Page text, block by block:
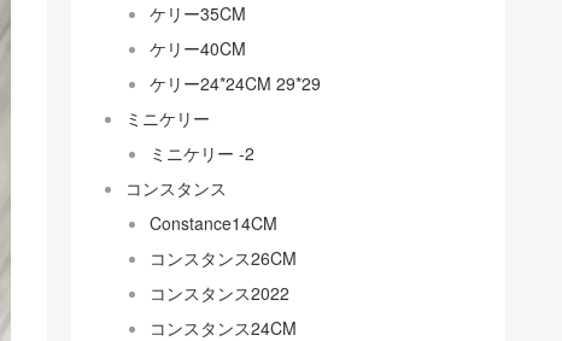
ケリー35CM
ケリー40CM
ケリー24*24CM 29*29
ミニケリー
ミニケリー -2
コンスタンス
Constance14CM
コンスタンス26CM
コンスタンス2022
コンスタンス24CM